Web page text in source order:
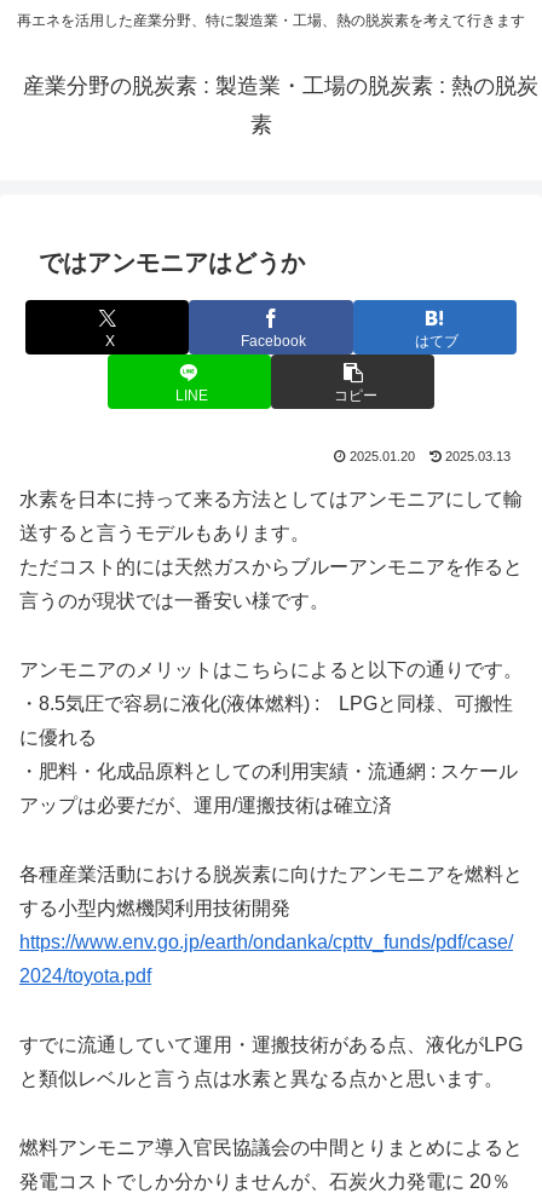
再エネを活用した産業分野、特に製造業・工場、熱の脱炭素を考えて行きます
産業分野の脱炭素 : 製造業・工場の脱炭素 : 熱の脱炭
素
ではアンモニアはどうか
X Facebook はてブ
LINE コピー
2025.01.20 2025.03.13
水素を日本に持って来る方法としてはアンモニアにして輸
送すると言うモデルもあります。
ただコスト的には天然ガスからブルーアンモニアを作ると
言うのが現状では一番安い様です。
アンモニアのメリットはこちらによると以下の通りです。
・8.5気圧で容易に液化(液体燃料) : LPGと同様、可搬性
に優れる
・肥料・化成品原料としての利用実績・流通網 : スケール
アップは必要だが、運用/運搬技術は確立済
各種産業活動における脱炭素に向けたアンモニアを燃料と
する小型内燃機関利用技術開発
https://www.env.go.jp/earth/ondanka/cpttv_funds/pdf/case/
2024/toyota.pdf
すでに流通していて運用・運搬技術がある点、液化がLPG
と類似レベルと言う点は水素と異なる点かと思います。
燃料アンモニア導入官民協議会の中間とりまとめによると
発電コストでしか分かりませんが、石炭火力発電に 20％